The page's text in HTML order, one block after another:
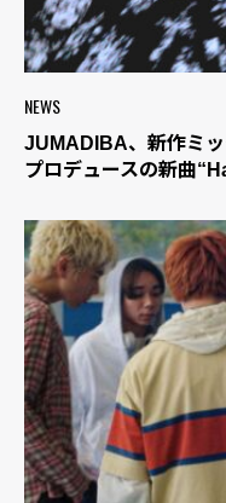
NEWS
JUMADIBA、新作ミ
プロデュースの新曲